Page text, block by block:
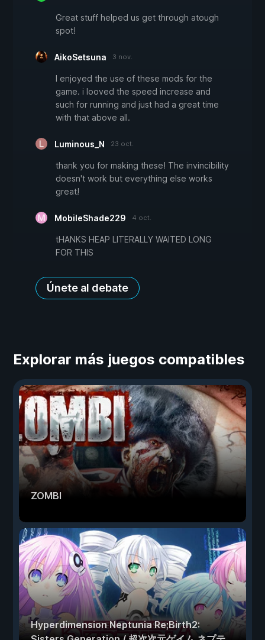
Great stuff helped us get through atough
spot!
AikoSetsuna 3 nov.
I enjoyed the use of these mods for the
game. i looved the speed increase and
such for running and just had a great time
with that above all.
Luminous_N 23 oct.
thank you for making these! The invincibility
doesn't work but everything else works
great!
MobileShade229 4 oct.
tHANKS HEAP LITERALLY WAITED LONG
FOR THIS
Únete al debate
Explorar más juegos compatibles
ZOMBI
Hyperdimension Neptunia Re;Birth2: